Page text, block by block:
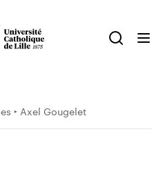
‣ Axel Gougelet